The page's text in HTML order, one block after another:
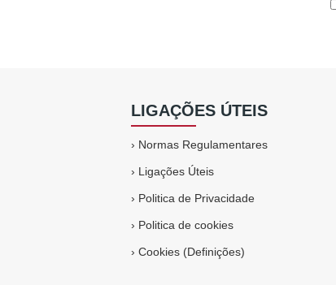
LIGAÇÕES ÚTEIS
› Normas Regulamentares
› Ligações Úteis
› Politica de Privacidade
› Politica de cookies
›Cookies (Definições)